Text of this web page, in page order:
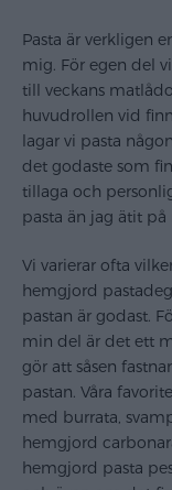
Pasta är verkligen
mig. För egen del
till veckans
huvudrollen vid
lagar vi pasta
det godaste som
tillaga och
pasta än jag ätit på
Vi varierar ofta
hemgjord
pastan är godast.
min del är det ett
gör att såsen
pastan. Våra
med burrata,
hemgjord
hemgjord pasta